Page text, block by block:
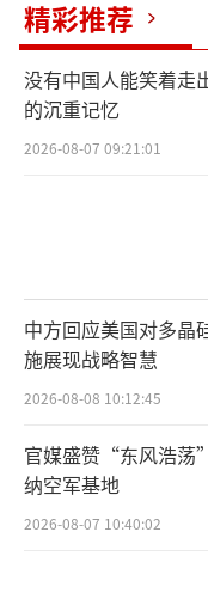
精彩推荐
没有中国人能笑着走
的沉重记忆
2026-08-07 09:21:01
中方回应美国对多晶
施展现战略智慧
2026-08-08 10:12:45
官媒盛赞“东风浩荡
纳空军基地
2026-08-07 10:40:02